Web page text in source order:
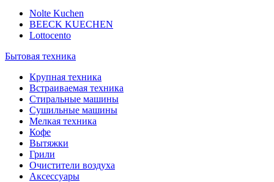
Nolte Kuchen
BEECK KUECHEN
Lottocento
Бытовая техника
Крупная техника
Встраиваемая техника
Стиральные машины
Сушильные машины
Мелкая техника
Кофе
Вытяжки
Грили
Очистители воздуха
Аксессуары